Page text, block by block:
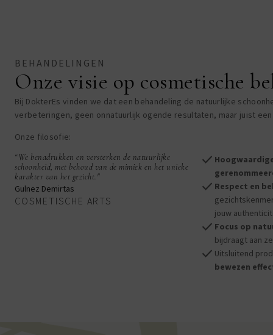
BEHANDELINGEN
Onze visie op cosmetische
Bij DokterEs vinden we dat een behandeling de natuurlijke
verbeteringen, geen onnatuurlijk ogende resultaten, maar juist
Onze filosofie:
“We benadrukken en versterken de natuurlijke
schoonheid, met behoud van de mimiek en het unieke
karakter van het gezicht."
Gulnez Demirtas
COSMETISCHE ARTS
check
check Respect en
jouw
check Focus op
bijdraagt aan
check Uitsluitend
bewezen